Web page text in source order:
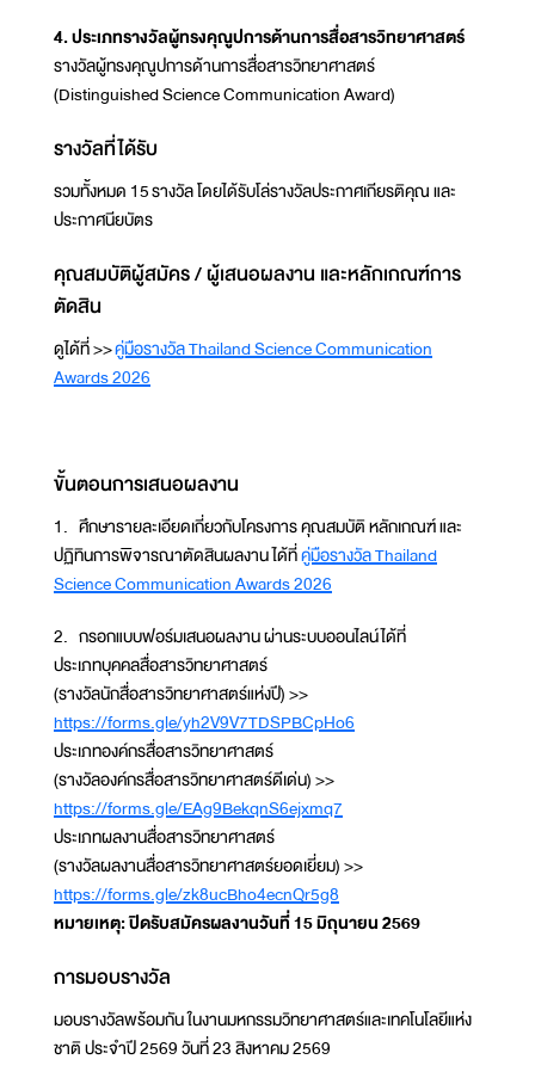
4. ประเภทรางวัลผู้ทรงคุณูปการด้านการสื่อสารวิทยาศาสตร์
รางวัลผู้ทรงคุณูปการด้านการสื่อสารวิทยาศาสตร์
(Distinguished Science Communication Award)
รางวัลที่ได้รับ
รวมทั้งหมด 15 รางวัล โดยได้รับโล่รางวัลประกาศเกียรติคุณ และ
ประกาศนียบัตร
คุณสมบัติผู้สมัคร / ผู้เสนอผลงาน และหลักเกณฑ์การ
ตัดสิน
ดูได้ที่ >>คู่มือรางวัล Thailand Science Communication
Awards 2026
ขั้นตอนการเสนอผลงาน
1. ศึกษารายละเอียดเกี่ยวกับโครงการ คุณสมบัติ หลักเกณฑ์ และ
ปฏิทินการพิจารณาตัดสินผลงาน ได้ที่คู่มือรางวัล Thailand
Science Communication Awards 2026
2. กรอกแบบฟอร์มเสนอผลงาน ผ่านระบบออนไลน์ได้ที่
ประเภทบุคคลสื่อสารวิทยาศาสตร์
(รางวัลนักสื่อสารวิทยาศาสตร์แห่งปี) >>
https://forms.gle/yh2V9V7TDSPBCpHo6
ประเภทองค์กรสื่อสารวิทยาศาสตร์
(รางวัลองค์กรสื่อสารวิทยาศาสตร์ดีเด่น) >>
https://forms.gle/EAg9BekqnS6ejxmq7
ประเภทผลงานสื่อสารวิทยาศาสตร์
(รางวัลผลงานสื่อสารวิทยาศาสตร์ยอดเยี่ยม) >>
https://forms.gle/zk8ucBho4ecnQr5g8
หมายเหตุ: ปิดรับสมัครผลงานวันที่ 15 มิถุนายน 2569
การมอบรางวัล
มอบรางวัลพร้อมกัน ในงานมหกรรมวิทยาศาสตร์และเทคโนโลยีแห่ง
ชาติ ประจำปี 2569 วันที่ 23 สิงหาคม 2569